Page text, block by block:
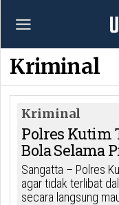
Kriminal
Kriminal
Polres Kutim
Bola Selama
Sangatta – Polres
agar tidak terlibat
secara langsung